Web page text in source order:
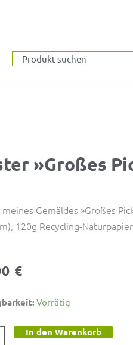
Suche
»Großes
Gemäldes »Großes
120g Recycling-Naturpapier
€
Vorrätig
In den Warenkorb